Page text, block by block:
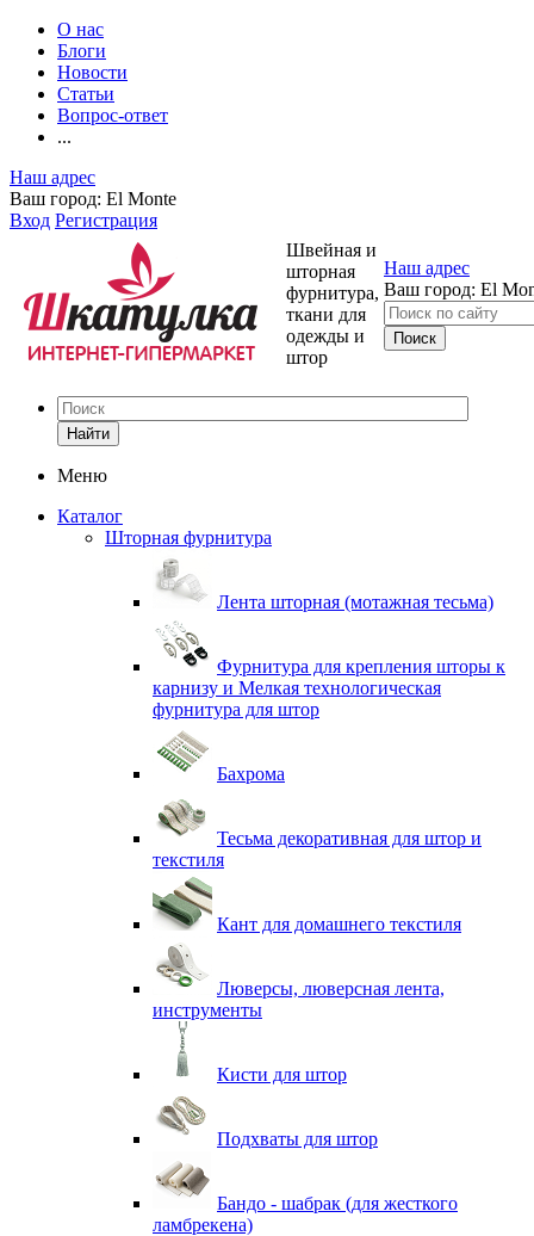
О нас
Блоги
Новости
Статьи
Вопрос-ответ
...
Наш адрес
Ваш город: El Monte
Вход Регистрация
Швейная и
шторная
фурнитура,
ткани для
одежды и
штор
Наш адрес
Ваш город: El
Найти
Меню
Каталог
Шторная фурнитура
Лента шторная (мотажная тесьма)
Фурнитура для крепления шторы к
карнизу и Мелкая технологическая
фурнитура для штор
Бахрома
Тесьма декоративная для штор и
текстиля
Кант для домашнего текстиля
Люверсы, люверсная лента,
инструменты
Кисти для штор
Подхваты для штор
Бандо - шабрак (для жесткого
ламбрекена)